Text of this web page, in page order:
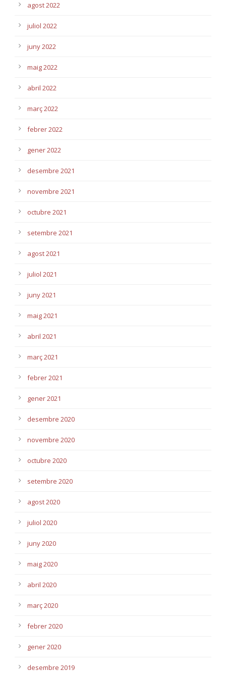
agost 2022
juliol 2022
juny 2022
maig 2022
abril 2022
març 2022
febrer 2022
gener 2022
desembre 2021
novembre 2021
octubre 2021
setembre 2021
agost 2021
juliol 2021
juny 2021
maig 2021
abril 2021
març 2021
febrer 2021
gener 2021
desembre 2020
novembre 2020
octubre 2020
setembre 2020
agost 2020
juliol 2020
juny 2020
maig 2020
abril 2020
març 2020
febrer 2020
gener 2020
desembre 2019